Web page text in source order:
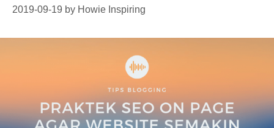
2019-09-19 by Howie Inspiring